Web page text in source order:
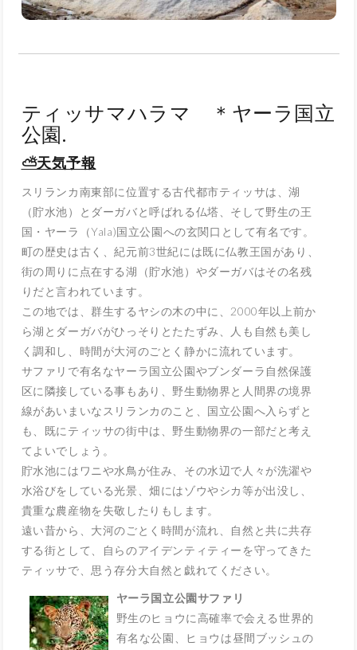
ティッサマハラマ ＊ヤーラ国立
公園.
⛅天気予報
スリランカ南東部に位置する古代都市ティッサは、湖
（貯水池）とダーガバと呼ばれる仏塔、そして野生の王
国・ヤーラ（Yala)国立公園への玄関口として有名です。
町の歴史は古く、紀元前3世紀には既に仏教王国があり、
街の周りに点在する湖（貯水池）やダーガバはその名残
りだと言われています。
この地では、群生するヤシの木の中に、2000年以上前か
ら湖とダーガバがひっそりとたたずみ、人も自然も美し
く調和し、時間が大河のごとく静かに流れています。
サファリで有名なヤーラ国立公園やブンダーラ自然保護
区に隣接している事もあり、野生動物界と人間界の境界
線があいまいなスリランカのこと、国立公園へ入らずと
も、既にティッサの街中は、野生動物界の一部だと考え
てよいでしょう。
貯水池にはワニや水鳥が住み、その水辺で人々が洗濯や
水浴びをしている光景、畑にはゾウやシカ等が出没し、
貴重な農産物を失敬したりもします。
遠い昔から、大河のごとく時間が流れ、自然と共に共存
する街として、自らのアイデンティティーを守ってきた
ティッサで、思う存分大自然と戯れてください。
ヤーラ国立公園サファリ
野生のヒョウに高確率で会える世界的
有名な公園、ヒョウは昼間ブッシュの